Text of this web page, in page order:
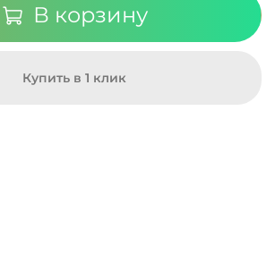
В корзину
Купить в 1 клик